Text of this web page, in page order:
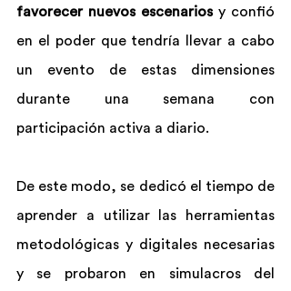
favorecer nuevos escenarios y confió
en el poder que tendría llevar a cabo
un evento de estas dimensiones
durante una semana con
participación activa a diario.
De este modo, se dedicó el tiempo de
aprender a utilizar las herramientas
metodológicas y digitales necesarias
y se probaron en simulacros del